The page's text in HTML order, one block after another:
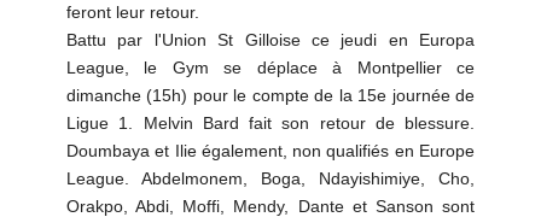
feront leur retour.
Battu par l'Union St Gilloise ce jeudi en Europa
League, le Gym se déplace à Montpellier ce
dimanche (15h) pour le compte de la 15e journée de
Ligue 1. Melvin Bard fait son retour de blessure.
Doumbaya et Ilie également, non qualifiés en Europe
League. Abdelmonem, Boga, Ndayishimiye, Cho,
Orakpo, Abdi, Moffi, Mendy, Dante et Sanson sont